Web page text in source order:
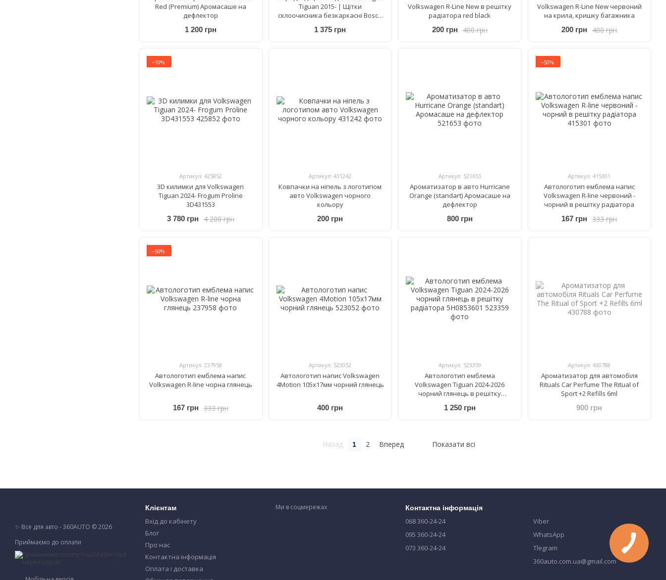
Red (Premium) Аромасаше на
дефлектор
1 200 грн
Tiguan 2015- | Щітки
склоочисника безкаркасні Bosch
1 375 грн
Volkswagen R-Line New в решітку
радіатора red black
400 грн
200 грн
Volkswagen R-Line New червоний
на крила, кришку багажника
400 грн
200 грн
−10%
Артикул: 425852
3D килимки для Volkswagen
Tiguan 2024- Frogum Proline
3D431553
4 200 грн
3 780 грн
Артикул: 431242
Ковпачки на ніпель з логотипом
авто Volkswagen чорного
кольору
200 грн
Артикул: 521653
Ароматизатор в авто Hurricane
Orange (standart) Аромасаше на
дефлектор
800 грн
−50%
Артикул: 415301
Автологотип емблема напис
Volkswagen R-line червоний -
чорний в решітку радіатора
333 грн
167 грн
−50%
Артикул: 237958
Автологотип емблема напис
Volkswagen R-line чорна глянець
333 грн
167 грн
Артикул: 523052
Автологотип напис Volkswagen
4Motion 105x17мм чорний глянець
400 грн
Артикул: 523359
Автологотип емблема
Volkswagen Tiguan 2024-2026
чорний глянець в решітку
1 250 грн
Артикул: 430788
Ароматизатор для автомобіля
Rituals Car Perfume The Ritual of
Sport +2 Refills 6ml
900 грн
Назад 1 2 Вперед Показати всі
✨ Все для авто - 360AUTO © 2026
Приймаємо до оплати
Клієнтам
Вхід до кабінету
Блог
Про нас
Контактна інформація
Оплата і доставка
Ми в соцмережах Контактна інформація
068 360-24-24
095 360-24-24
073 360-24-24
Viber
WhatsApp
Tlegram
360auto.com.ua@gmail.com